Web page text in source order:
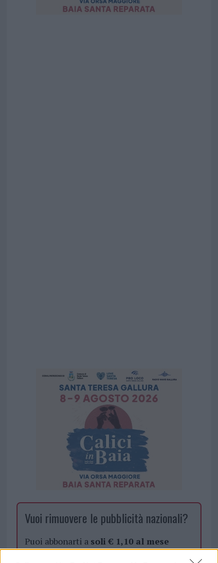
Vuoi rimuovere le pubblicità nazionali?
Puoi abbonarti a soli € 1,10 al mese
cliccandoqui